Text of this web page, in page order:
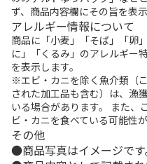
ず、商品内容欄にその旨を表示
アレルギー情報について
商品に「小麦」「そば」「卵
に」「くるみ」のアレルギー
を表示します。
※エビ・カニを除く魚介類（
された加工品も含む）は、漁
いる場合があります。 また、
ビ・カニを食べている可能性が
その他
商品写真はイメージです